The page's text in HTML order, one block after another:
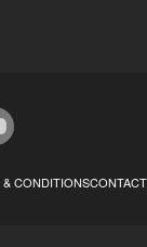
& CONDITIONS